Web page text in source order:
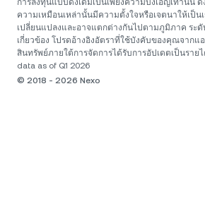
ความเหมือนเหล่านั้นมีความตั้งใจหรือเจตนาให้เป็น
เปลี่ยนแปลงและอาจแตกต่างกันไปตามภูมิภาค ระดั
เกี่ยวข้อง โปรดอ้างอิงอัตราที่ใช้บังคับของคุณจากแอ
สินทรัพย์ภายใต้การจัดการได้รับการอัปเดตเป็นราย
data as of Q1 2026
© 2018 - 2026 Nexo